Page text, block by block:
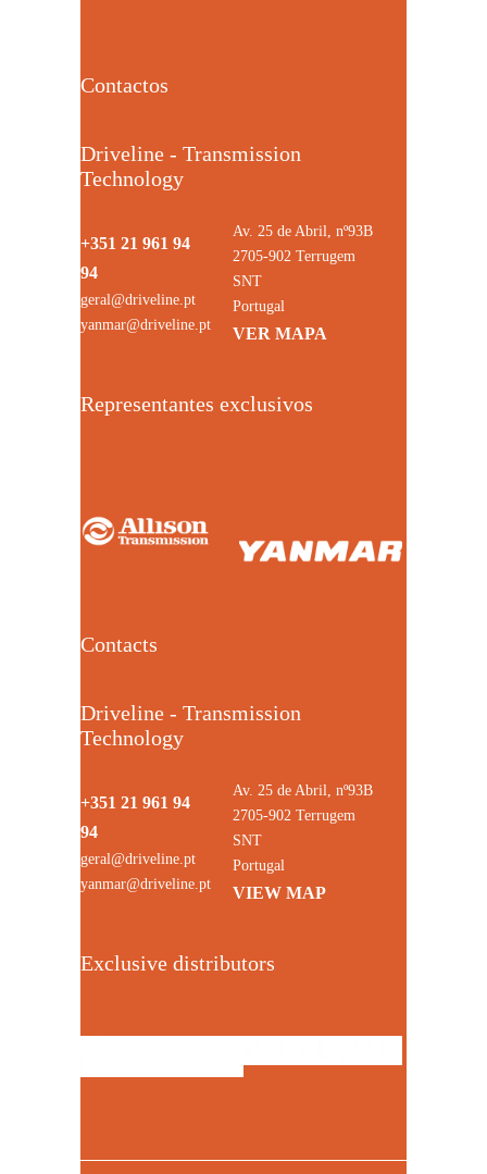
Contactos
Driveline - Transmission
Technology
+351 21 961 94
94
geral@driveline.pt
yanmar@driveline.pt
Av. 25 de Abril, nº93B
2705-902 Terrugem
SNT
Portugal
VER MAPA
Representantes exclusivos
Contacts
Driveline - Transmission
Technology
+351 21 961 94
94
geral@driveline.pt
yanmar@driveline.pt
Av. 25 de Abril, nº93B
2705-902 Terrugem
SNT
Portugal
VIEW MAP
Exclusive distributors